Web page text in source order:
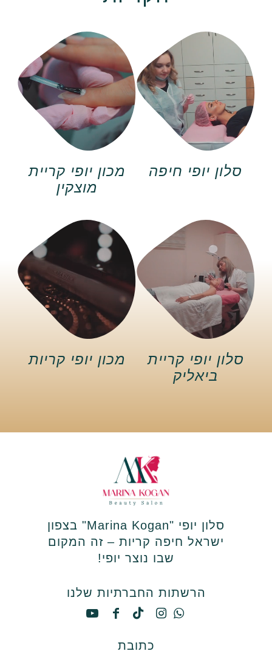
סלון יופי חיפה
מכון יופי קריית
מוצקין
סלון יופי קריית
ביאליק
מכון יופי קריות
סלון יופי "Marina Kogan" בצפון
ישראל חיפה קריות – זה המקום
שבו נוצר יופי!
הרשתות החברתיות שלנו
כתובת